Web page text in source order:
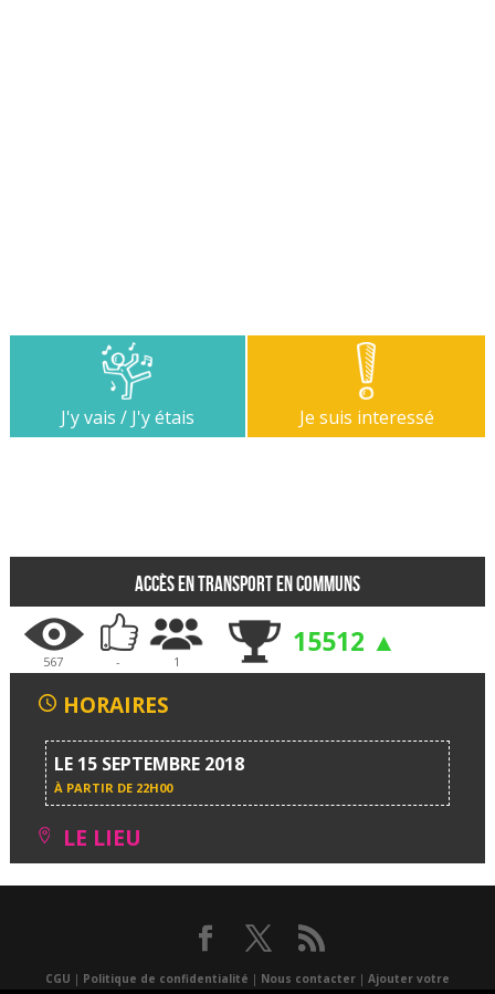
J'y vais / J'y étais Je suis interessé
Accès en transport en communs
567 - 1
15512 ▲
HORAIRES
LE 15 SEPTEMBRE 2018
À PARTIR DE 22H00
LE LIEU
CGU | Politique de confidentialité | Nous contacter| Ajouter votre